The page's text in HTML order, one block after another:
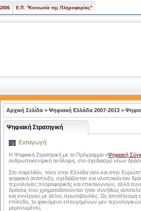
Ε.Π. "Κοινωνία της Πληροφορίας"
Αρχική Σελίδα > Ψηφιακή Ελλάδα 2007-2013 >
Ψηφιακή Στρατηγική
Εισαγωγή
Η Ψηφιακή Στρατηγική με το Πρόγραμμα «Ψηφιακή
ανθρωποκεντρική αντίληψη, στο σχεδιασμό νέων
Στο παρελθόν, τόσο στην Ελλάδα όσο και στην Ευρώπη
ψηφιακή ανάπτυξη, σχεδιάζονταν και υλοποιούνταν
τεχνολογίες πληροφορικής και επικοινωνιών, αλλά
δράσεις που χρηματοδοτούνταν ήταν συνήθως
και συνέργιες με άλλες πρωτοβουλίες. Ως
επίπεδο, το φαινόμενο επιτυχημένων μεν
μεμονωμένες.